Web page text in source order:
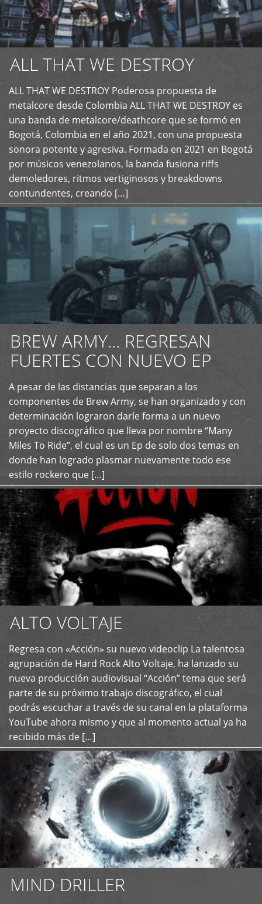
ALL THAT WE DESTROY
ALL THAT WE DESTROY Poderosa propuesta de
metalcore desde Colombia ALL THAT WE DESTROY es
una banda de metalcore/deathcore que se formó en
Bogotá, Colombia en el año 2021, con una propuesta
sonora potente y agresiva. Formada en 2021 en Bogotá
por músicos venezolanos, la banda fusiona riffs
demoledores, ritmos vertiginosos y breakdowns
contundentes, creando […]
+
BREW ARMY… REGRESAN
FUERTES CON NUEVO EP
A pesar de las distancias que separan a los
componentes de Brew Army, se han organizado y con
determinación lograron darle forma a un nuevo
proyecto discográfico que lleva por nombre “Many
Miles To Ride”, el cual es un Ep de solo dos temas en
donde han logrado plasmar nuevamente todo ese
estilo rockero que […]
+
ALTO VOLTAJE
Regresa con «Acción» su nuevo videoclip La talentosa
agrupación de Hard Rock Alto Voltaje, ha lanzado su
nueva producción audiovisual “Acción” tema que será
parte de su próximo trabajo discográfico, el cual
podrás escuchar a través de su canal en la plataforma
YouTube ahora mismo y que al momento actual ya ha
recibido más de […]
+
MIND DRILLER